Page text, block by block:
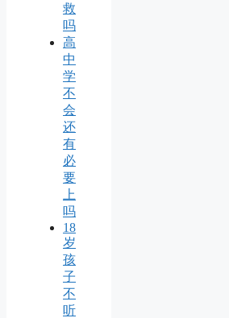
救
吗
高
中
学
不
会
还
有
必
要
上
吗
18
岁
孩
子
不
听